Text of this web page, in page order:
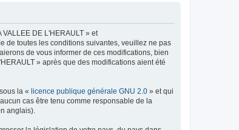
DE L'HERAULT » et
de toutes les conditions suivantes, veuillez ne pas
de vous informer de ces modifications, bien
» après que des modifications aient été
la « licence publique générale GNU 2.0 » et qui
cas être tenu comme responsable de la
anglais).